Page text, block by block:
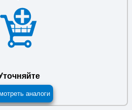
аналоги